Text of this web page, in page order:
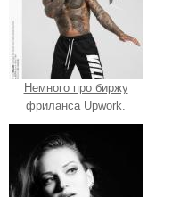
Немного про биржу
фриланса Upwork.